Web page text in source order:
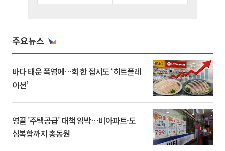
주요뉴스
바다 태운 폭염에…회 한 접시도 ‘히트플레
이션’
영끌 '주택공급' 대책 임박⋯비아파트·도
심복합까지 총동원